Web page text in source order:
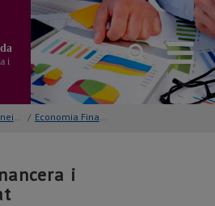
i
/ Economia Financera i Comptabilitat
i